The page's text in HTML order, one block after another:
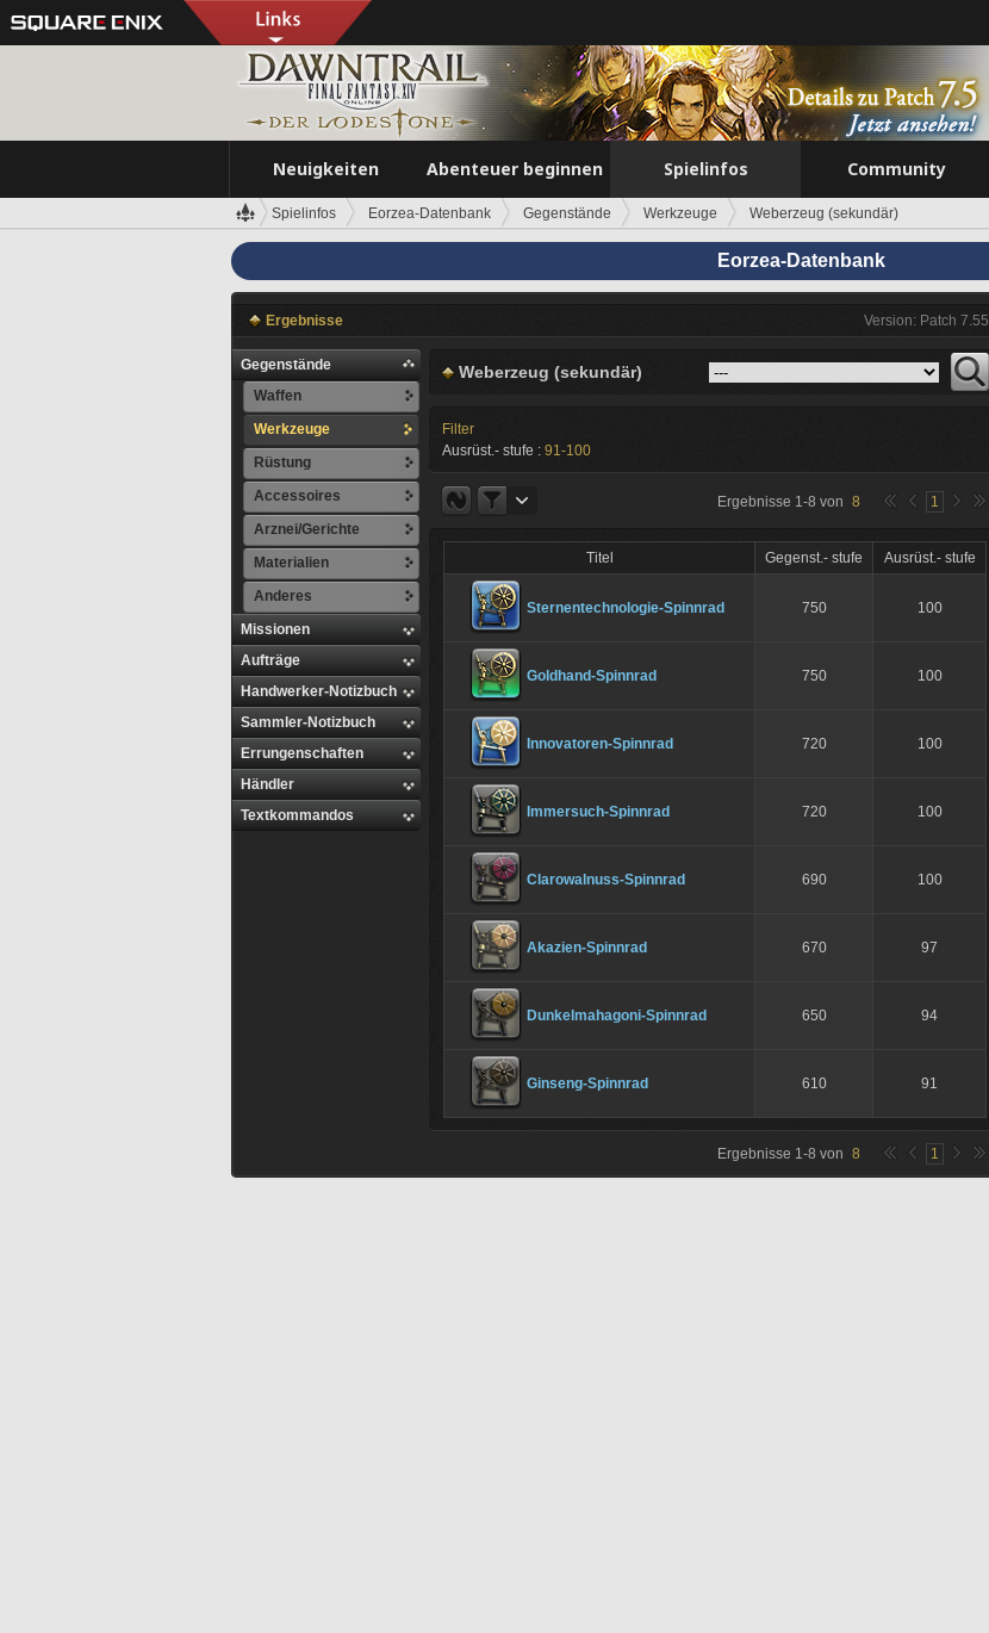
Neuigkeiten Abenteuer beginnen Spielinfos Community
Spielinfos Eorzea-Datenbank Gegenstände Werkzeuge Weberzeug (sekundär)
Eorzea-Datenbank
Ergebnisse Version: Patch 7.55
Gegenstände
Waffen
Werkzeuge
Rüstung
Accessoires
Arznei/Gerichte
Materialien
Anderes
Missionen
Aufträge
Handwerker-Notizbuch
Sammler-Notizbuch
Errungenschaften
Händler
Textkommandos
Weberzeug (sekundär)
Filter
Ausrüst.- stufe : 91-100
Ergebnisse 1-8 von 8 1
Titel Gegenst.- stufe Ausrüst.- stufe
Sternentechnologie-Spinnrad 750 100
Goldhand-Spinnrad 750 100
Innovatoren-Spinnrad 720 100
Immersuch-Spinnrad 720 100
Clarowalnuss-Spinnrad 690 100
Akazien-Spinnrad 670 97
Dunkelmahagoni-Spinnrad 650 94
Ginseng-Spinnrad 610 91
Ergebnisse 1-8 von 8 1